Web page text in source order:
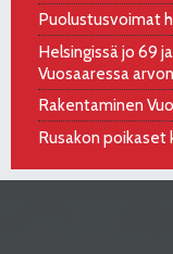
Puolustusvoimat
Helsingissä jo 69
Vuosaaressa
Rakentaminen
Rusakon poikaset